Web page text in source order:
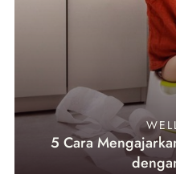
5 Cara